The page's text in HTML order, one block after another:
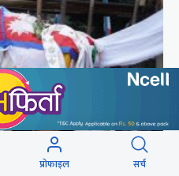
प्रोफाइल सर्च